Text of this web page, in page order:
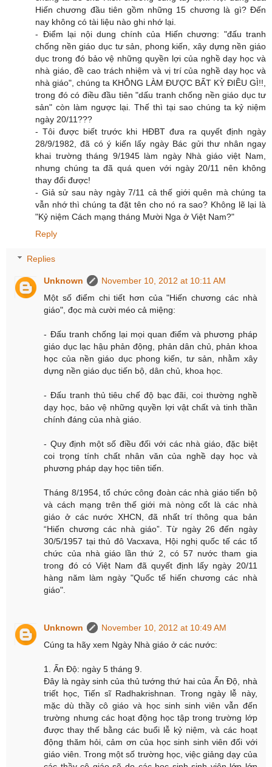
Hiến chương đầu tiên gồm những 15 chương là gì? Đến
nay không có tài liệu nào ghi nhớ lại.
- Điểm lại nội dung chính của Hiến chương: "đấu tranh
chống nền giáo dục tư sản, phong kiến, xây dựng nền giáo
dục trong đó bảo vệ những quyền lợi của nghề dạy học và
nhà giáo, đề cao trách nhiệm và vị trí của nghề dạy học và
nhà giáo", chúng ta KHÔNG LÀM ĐƯỢC BẤT KỲ ĐIỀU GÌ!!,
trong đó có điều đầu tiên "dấu tranh chống nền giáo dục tư
sản" còn làm ngược lại. Thế thì tại sao chúng ta kỷ niệm
ngày 20/11???
- Tôi được biết trước khi HĐBT đưa ra quyết định ngày
28/9/1982, đã có ý kiến lấy ngày Bác gửi thư nhân ngay
khai trường tháng 9/1945 làm ngày Nhà giáo việt Nam,
nhưng chúng ta đã quá quen với ngày 20/11 nên không
thay đổi được!
- Giả sử sau này ngày 7/11 cả thế giới quên mà chúng ta
vẫn nhớ thì chúng ta đặt tên cho nó ra sao? Không lẽ lại là
"Kỷ niệm Cách mạng tháng Mười Nga ở Việt Nam?"
Reply
Replies
Unknown
November 10, 2012 at 10:11 AM
Một số điểm chi tiết hơn của "Hiến chương các nhà
giáo", đọc mà cười méo cả miệng:
- Đấu tranh chống lại mọi quan điểm và phương pháp
giáo dục lạc hậu phản động, phản dân chủ, phản khoa
học của nền giáo dục phong kiến, tư sản, nhằm xây
dựng nền giáo dục tiến bộ, dân chủ, khoa học.
- Đấu tranh thủ tiêu chế độ bạc đãi, coi thường nghề
dạy học, bảo vệ những quyền lợi vật chất và tinh thần
chính đáng của nhà giáo.
- Quy định một số điều đối với các nhà giáo, đặc biệt
coi trọng tính chất nhân văn của nghề dạy học và
phương pháp dạy học tiên tiến.
Tháng 8/1954, tổ chức công đoàn các nhà giáo tiến bộ
và cách mạng trên thế giới mà nòng cốt là các nhà
giáo ở các nước XHCN, đã nhất trí thông qua bản
“Hiến chương các nhà giáo”. Từ ngày 26 đến ngày
30/5/1957 tại thủ đô Vacxava, Hội nghị quốc tế các tổ
chức của nhà giáo lần thứ 2, có 57 nước tham gia
trong đó có Việt Nam đã quyết định lấy ngày 20/11
hàng năm làm ngày "Quốc tế hiến chương các nhà
giáo".
Unknown
November 10, 2012 at 10:49 AM
Cúng ta hãy xem Ngày Nhà giáo ở các nước:
1. Ấn Độ: ngày 5 tháng 9.
Đây là ngày sinh của thủ tướng thứ hai của Ấn Độ, nhà
triết học, Tiến sĩ Radhakrishnan. Trong ngày lễ này,
mặc dù thầy cô giáo và học sinh sinh viên vẫn đến
trường nhưng các hoạt động học tập trong trường lớp
được thay thế bằng các buổi lễ kỷ niệm, và các hoạt
động thăm hỏi, cảm ơn của học sinh sinh viên đối với
giáo viên. Trong một số trường học, việc giảng dạy của